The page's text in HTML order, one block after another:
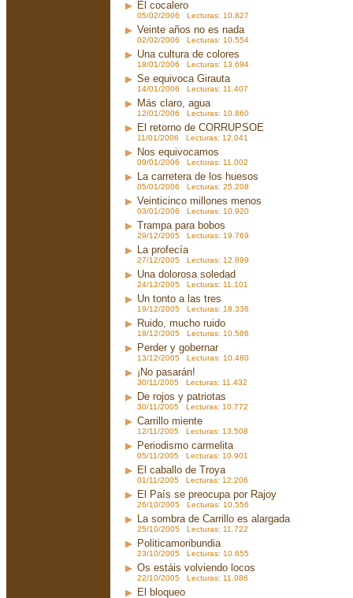
El cocalero
05/02/2006 Lecturas: 10.827
Veinte años no es nada
02/02/2006 Lecturas: 10.554
Una cultura de colores
18/01/2006 Lecturas: 13.694
Se equivoca Girauta
14/01/2006 Lecturas: 11.407
Más claro, agua
12/01/2006 Lecturas: 10.860
El retorno de CORRUPSOE
11/01/2006 Lecturas: 12.041
Nos equivocamos
09/01/2006 Lecturas: 11.002
La carretera de los huesos
05/01/2006 Lecturas: 25.208
Veinticinco millones menos
03/01/2006 Lecturas: 10.920
Trampa para bobos
29/12/2005 Lecturas: 19.769
La profecía
27/12/2005 Lecturas: 12.899
Una dolorosa soledad
24/12/2005 Lecturas: 11.101
Un tonto a las tres
19/12/2005 Lecturas: 18.336
Ruido, mucho ruido
18/12/2005 Lecturas: 10.586
Perder y gobernar
13/12/2005 Lecturas: 10.480
¡No pasarán!
30/11/2005 Lecturas: 11.432
De rojos y patriotas
30/11/2005 Lecturas: 10.772
Carrillo miente
12/11/2005 Lecturas: 13.508
Periodismo carmelita
05/11/2005 Lecturas: 10.901
El caballo de Troya
01/11/2005 Lecturas: 12.206
El País se preocupa por Rajoy
26/10/2005 Lecturas: 10.556
La sombra de Carrillo es alargada
25/10/2005 Lecturas: 11.722
Politicamoribundia
23/10/2005 Lecturas: 10.655
Os estáis volviendo locos
22/10/2005 Lecturas: 11.086
El bloqueo